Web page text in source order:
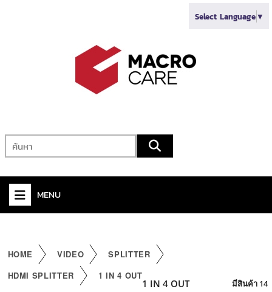
Select Language▼
MENU
AUDIO
+
KVM
HOME VIDEO
SPLITTER
HDMI SPLITTER
1 IN 4 OUT
1 IN 4 OUT มีสินค้า 14